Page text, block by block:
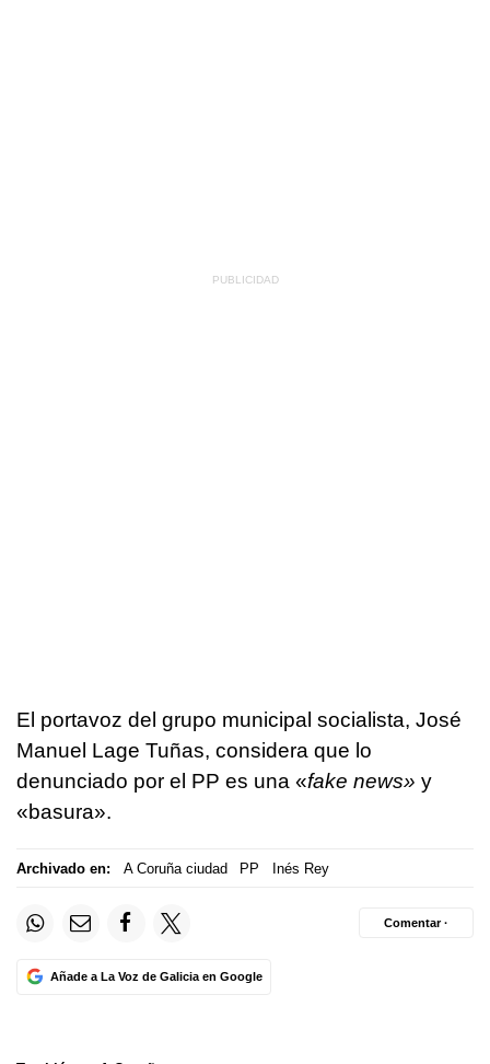
El portavoz del grupo municipal socialista, José
Manuel Lage Tuñas, considera que lo
denunciado por el PP es una «fake news» y
«basura».
Archivado en: A Coruña ciudad PP Inés Rey
Añade a La Voz de Galicia en Google
Comentar ·